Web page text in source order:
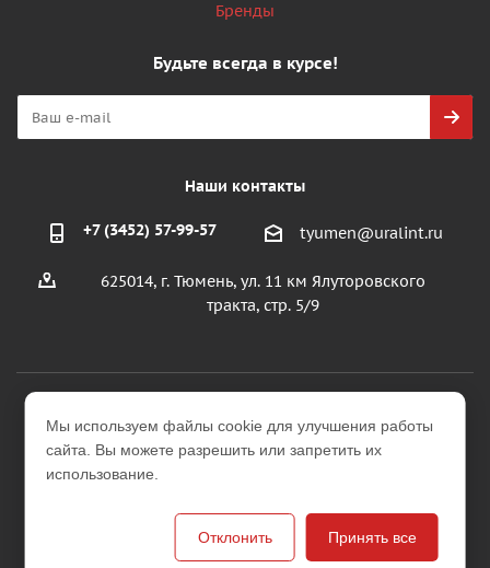
Бренды
Будьте всегда в курсе!
Наши контакты
+7 (3452) 57-99-57 tyumen@uralint.ru
625014, г. Тюмень, ул. 11 км Ялуторовского
тракта, стр. 5/9
2026 © ООО "УралИнтерьер"
Интернет-магазин строительных и отделочных
Версия для печати
Мы используем файлы cookie для улучшения работы
сайта. Вы можете разрешить или запретить их
использование.
Отклонить Принять все